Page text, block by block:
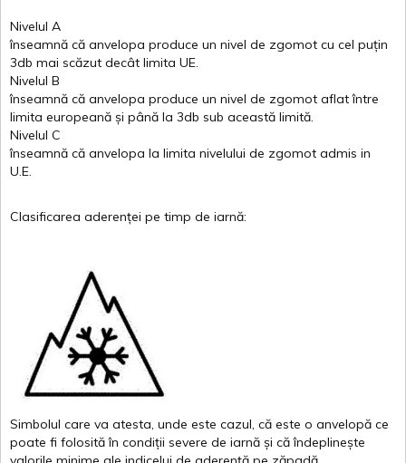
Nivelul A
înseamnă că anvelopa produce un nivel de zgomot cu cel puțin
3db mai scăzut decât limita UE.
Nivelul B
înseamnă că anvelopa produce un nivel de zgomot aflat între
limita europeană și până la 3db sub această limită.
Nivelul C
înseamnă că anvelopa la limita nivelului de zgomot admis in
U.E.
Clasificarea aderenței pe timp de iarnă:
Simbolul care va atesta, unde este cazul, că este o anvelopă ce
poate fi folosită în condiții severe de iarnă și că îndeplinește